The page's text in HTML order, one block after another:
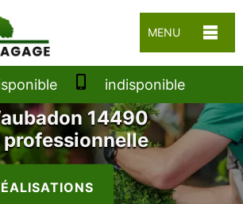
MENU
indisponible
14490